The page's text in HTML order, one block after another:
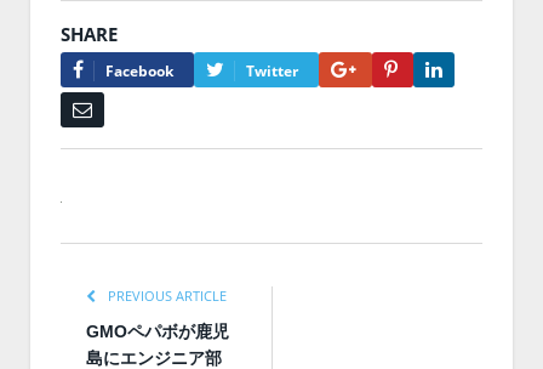
SHARE
Facebook Twitter Google+Pinterest
PREVIOUS ARTICLE
GMOペパボが鹿児
島にエンジニア部